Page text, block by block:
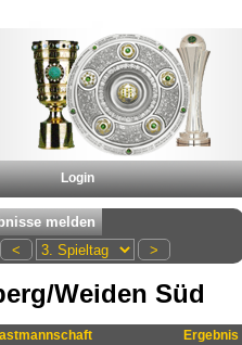
Login
Weiden Süd
Ergebnis